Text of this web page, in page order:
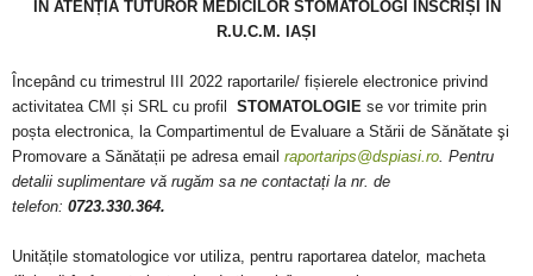
IN ATENȚIA TUTUROR MEDICILOR STOMATOLOGI ÎNSCRIȘI ÎN
R.U.C.M. IAȘI
Începând cu trimestrul III 2022 raportarile/ fișierele electronice privind
activitatea CMI și SRL cu profil STOMATOLOGIE se vor trimite prin
poșta electronica, la Compartimentul de Evaluare a Stării de Sănătate şi
Promovare a Sănătații pe adresa email raportarips@dspiasi.ro. Pentru
detalii suplimentare vă rugăm sa ne contactați la nr. de
telefon: 0723.330.364.
Unitățile stomatologice vor utiliza, pentru raportarea datelor, macheta